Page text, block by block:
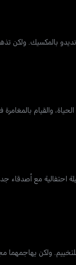
بالمكسيك. ولكن
الحياة، والقيام
مع والدتها وشقيقها للاحتفال بعيد
ولكن يهاجمهما